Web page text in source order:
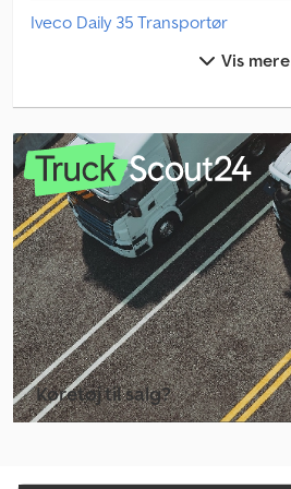
Iveco Daily 35 Transportør
Iveco Daily 40 Transportør
Iveco Daily 50
Iveco Daily 50 Lastbiler
Iveco Daily 50 Transportør
Iveco Daily 60 Lastbiler
Iveco Daily 60 Transportør
Iveco Daily 70
Iveco Daily 70 Lastbiler
Iveco Daily 70 Transportør
Vis mere
Køretøj til salg?